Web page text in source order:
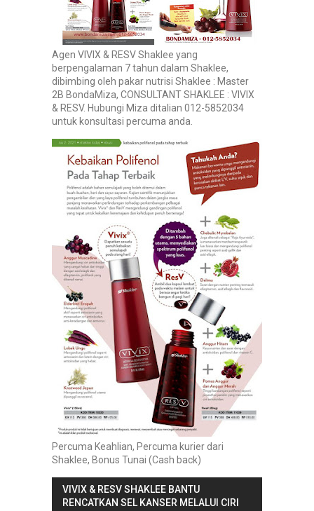
Agen VIVIX & RESV Shaklee yang
berpengalaman 7 tahun dalam Shaklee,
dibimbing oleh pakar nutrisi Shaklee : Master
2B BondaMiza, CONSULTANT SHAKLEE : VIVIX
& RESV. Hubungi Miza ditalian 012-5852034
untuk konsultasi percuma anda.
Percuma Keahlian, Percuma kurier dari
Shaklee, Bonus Tunai (Cash back)
VIVIX & RESV SHAKLEE BANTU
RENCATKAN SEL KANSER MELALUI CIRI